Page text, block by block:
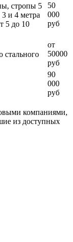
стропы 5
и 4 метра
5 до 10
50
000
руб
стального
от
50000
руб
90
000
руб
компаниями,
из доступных